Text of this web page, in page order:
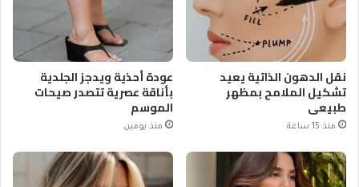
نقل الدهون الذاتية يعيد
تشكيل الملامح بمظهر
طبيعي
منذ 15 ساعة
عودة أحذية ويدجز الجلدية
بأناقة عصرية تتصدر صيحات
الموسم
منذ يومين